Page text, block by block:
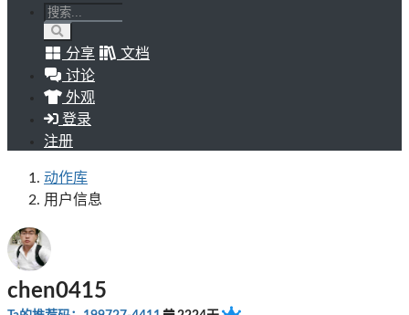
分享
文档
讨论
外观
登录
注册
动作库
用户信息
chen0415